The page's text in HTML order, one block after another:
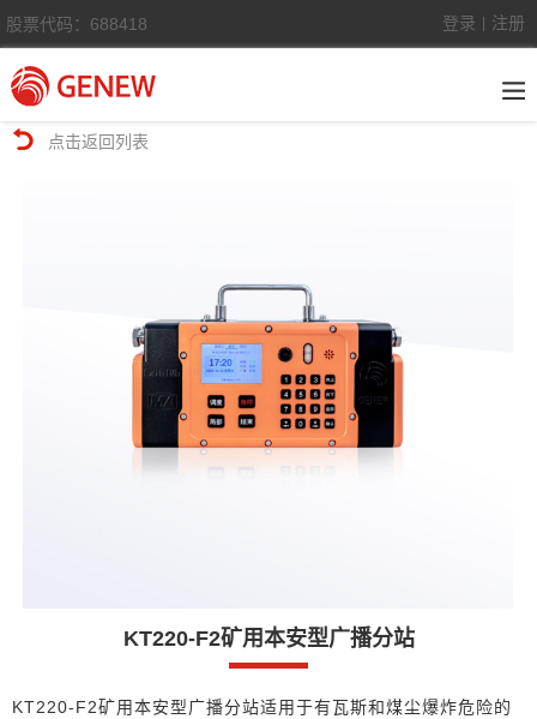
股票代码：688418 登录 注册
点击返回列表
KT220-F2矿用本安型广播分站
KT220-F2矿用本安型广播分站适用于有瓦斯和煤尘爆炸危险的